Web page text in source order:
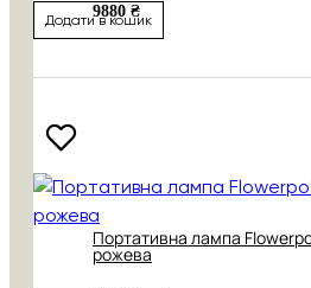
9880 ₴
Додати в кошик
Портативна лампа
рожева